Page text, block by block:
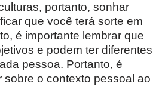
portanto, sonhar
que você terá sorte em
é importante lembrar que
e podem ter diferentes
pessoa. Portanto, é
sobre o contexto pessoal ao